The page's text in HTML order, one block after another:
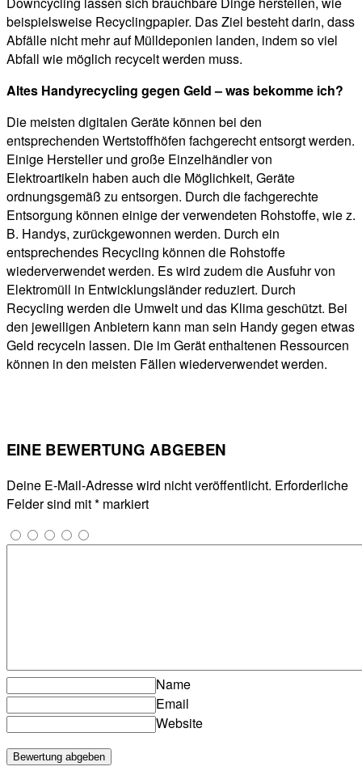
beispielsweise Recyclingpapier. Das Ziel besteht darin, dass
Abfälle nicht mehr auf Mülldeponien landen, indem so viel
Abfall wie möglich recycelt werden muss.
Altes Handyrecycling gegen Geld – was bekomme ich?
Die meisten digitalen Geräte können bei den
entsprechenden Wertstoffhöfen fachgerecht entsorgt werden.
Einige Hersteller und große Einzelhändler von
Elektroartikeln haben auch die Möglichkeit, Geräte
ordnungsgemäß zu entsorgen. Durch die fachgerechte
Entsorgung können einige der verwendeten Rohstoffe, wie z.
B. Handys, zurückgewonnen werden. Durch ein
entsprechendes Recycling können die Rohstoffe
wiederverwendet werden. Es wird zudem die Ausfuhr von
Elektromüll in Entwicklungsländer reduziert. Durch
Recycling werden die Umwelt und das Klima geschützt. Bei
den jeweiligen Anbietern kann man sein Handy gegen etwas
Geld recyceln lassen. Die im Gerät enthaltenen Ressourcen
können in den meisten Fällen wiederverwendet werden.
EINE BEWERTUNG ABGEBEN
Deine E-Mail-Adresse wird nicht veröffentlicht. Erforderliche
Felder sind mit* markiert
Name
Email
Website